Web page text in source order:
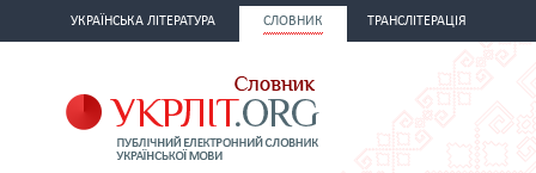
УКРАЇНСЬКА ЛІТЕРАТУРА СЛОВНИК ТРАНСЛІТЕРАЦІЯ